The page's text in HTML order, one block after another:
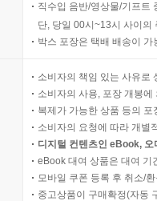
직수입 음반/영상물/기프트
단, 당일 00시~13시 사이의
박스 포장은 택배 배송이
소비자의 책임 있는 사유로
소비자의 사용, 포장 개봉
복제가 가능한 상품 등의
소비자의 요청에 따라 개별
디지털 컨텐츠인 eBook,
eBook 대여 상품은 대여 기
모바일 쿠폰 등록 후 취소/
중고상품이 구매확정(자동